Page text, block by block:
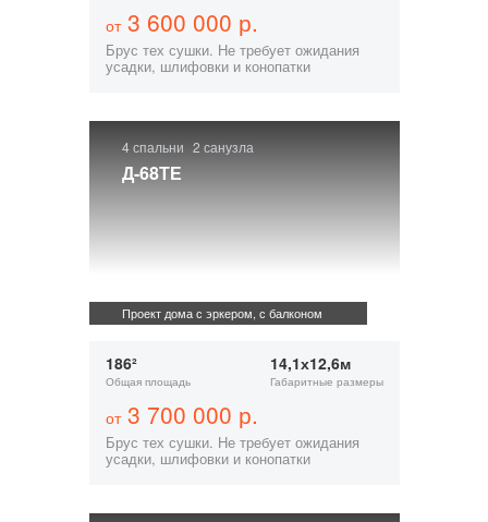
от3 600 000 р.
Брус тех сушки. Не требует ожидания
усадки, шлифовки и конопатки
4 спальни 2 санузла
Д-68ТЕ
Проект дома с эркером, с балконом
186²
Общая площадь
14,1х12,6м
Габаритные размеры
от3 700 000 р.
Брус тех сушки. Не требует ожидания
усадки, шлифовки и конопатки